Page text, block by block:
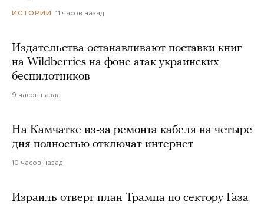
ИСТОРИИ 11 часов назад
Издательства останавливают поставки книг
на Wildberries на фоне атак украинских
беспилотников
9 часов назад
На Камчатке из-за ремонта кабеля на четыре
дня полностью отключат интернет
10 часов назад
Израиль отверг план Трампа по сектору Газа